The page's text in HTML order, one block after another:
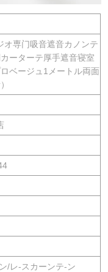
オ専门吸音遮音カノンテ
ーターテ厚手遮音寝室
ベージュ1メートル両面
/レ-スカーンテ-ン